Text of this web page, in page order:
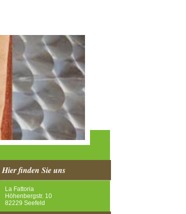
Hier finden Sie uns
La Fattoria
Höhenbergstr. 10
82229 Seefeld